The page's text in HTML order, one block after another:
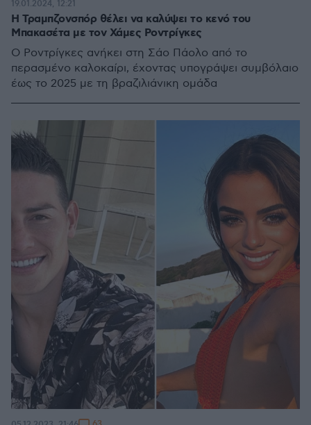
Η Τραμπζονσπόρ θέλει να καλύψει το κενό του
Μπακασέτα με τον Χάμες Ροντρίγκες
Ο Ροντρίγκες ανήκει στη Σάο Πάολο από το
περασμένο καλοκαίρι, έχοντας υπογράψει συμβόλαιο
έως το 2025 με τη βραζιλιάνικη ομάδα
19.01.2024, 12:21